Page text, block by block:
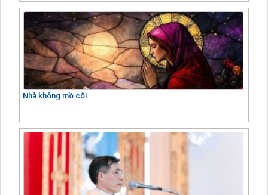
Nhà không mồ côi